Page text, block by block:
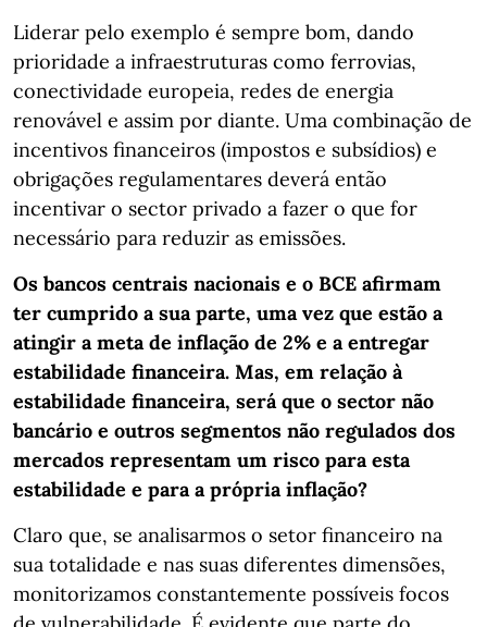
Liderar pelo exemplo é sempre bom, dando
prioridade a infraestruturas como ferrovias,
conectividade europeia, redes de energia
renovável e assim por diante. Uma combinação de
incentivos financeiros (impostos e subsídios) e
obrigações regulamentares deverá então
incentivar o sector privado a fazer o que for
necessário para reduzir as emissões.
Os bancos centrais nacionais e o BCE afirmam
ter cumprido a sua parte, uma vez que estão a
atingir a meta de inflação de 2% e a entregar
estabilidade financeira. Mas, em relação à
estabilidade financeira, será que o sector não
bancário e outros segmentos não regulados dos
mercados representam um risco para esta
estabilidade e para a própria inflação?
Claro que, se analisarmos o setor financeiro na
sua totalidade e nas suas diferentes dimensões,
monitorizamos constantemente possíveis focos